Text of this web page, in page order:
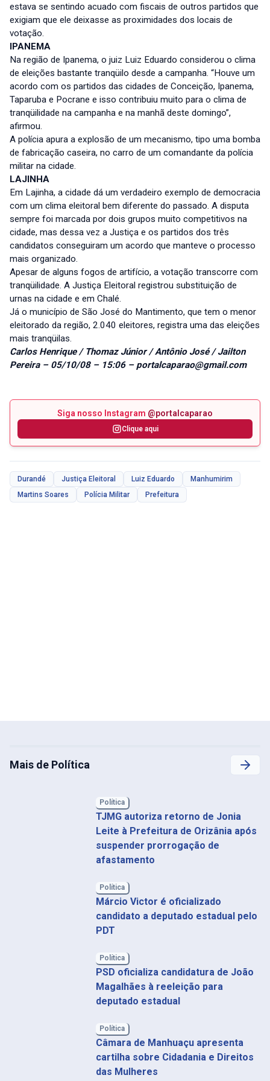
estava se sentindo acuado com fiscais de outros partidos que
exigiam que ele deixasse as proximidades dos locais de
votação.
IPANEMA
Na região de Ipanema, o juiz Luiz Eduardo considerou o clima
de eleições bastante tranqüilo desde a campanha. “Houve um
acordo com os partidos das cidades de Conceição, Ipanema,
Taparuba e Pocrane e isso contribuiu muito para o clima de
tranqüilidade na campanha e na manhã deste domingo”,
afirmou.
A polícia apura a explosão de um mecanismo, tipo uma bomba
de fabricação caseira, no carro de um comandante da polícia
militar na cidade.
LAJINHA
Em Lajinha, a cidade dá um verdadeiro exemplo de democracia
com um clima eleitoral bem diferente do passado. A disputa
sempre foi marcada por dois grupos muito competitivos na
cidade, mas dessa vez a Justiça e os partidos dos três
candidatos conseguiram um acordo que manteve o processo
mais organizado.
Apesar de alguns fogos de artifício, a votação transcorre com
tranqüilidade. A Justiça Eleitoral registrou substituição de
urnas na cidade e em Chalé.
Já o município de São José do Mantimento, que tem o menor
eleitorado da região, 2.040 eleitores, registra uma das eleições
mais tranqüilas.
Carlos Henrique / Thomaz Júnior / Antônio José / Jailton
Pereira – 05/10/08 – 15:06 – portalcaparao@gmail.com
Siga nosso Instagram @portalcaparao
Clique aqui
Durandé Justiça Eleitoral Luiz Eduardo
Manhumirim
Martins Soares
Polícia Militar Prefeitura
Mais de Política
Política
TJMG autoriza retorno de Jonia
Leite à Prefeitura de Orizânia após
suspender prorrogação de
afastamento
Política
Márcio Victor é oficializado
candidato a deputado estadual pelo
PDT
Política
PSD oficializa candidatura de João
Magalhães à reeleição para
deputado estadual
Política
Câmara de Manhuaçu apresenta
cartilha sobre Cidadania e Direitos
das Mulheres